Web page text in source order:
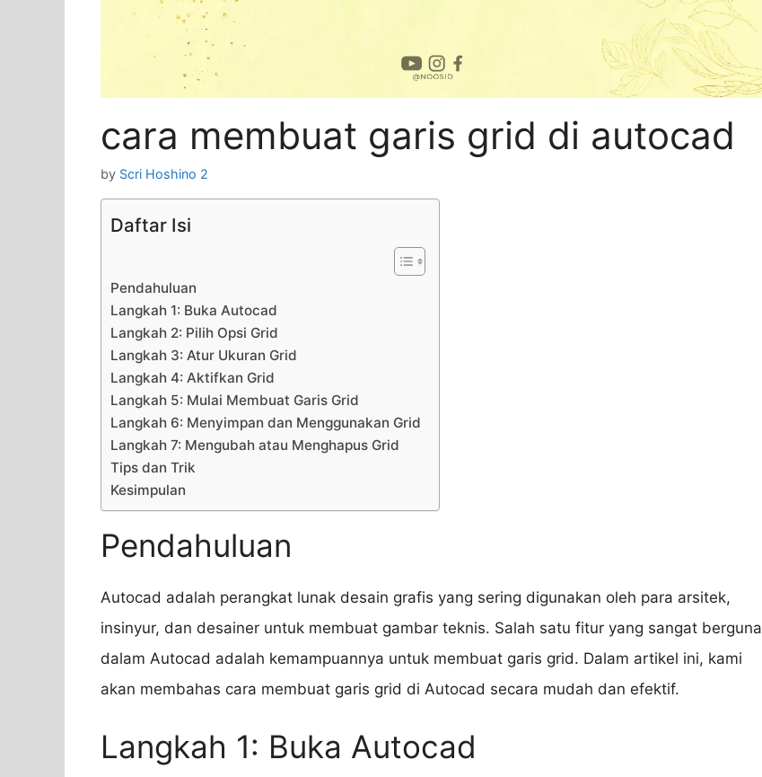
cara membuat garis grid di autocad
by Scri Hoshino 2
Daftar Isi
Pendahuluan
Langkah 1: Buka Autocad
Langkah 2: Pilih Opsi Grid
Langkah 3: Atur Ukuran Grid
Langkah 4: Aktifkan Grid
Langkah 5: Mulai Membuat Garis Grid
Langkah 6: Menyimpan dan Menggunakan Grid
Langkah 7: Mengubah atau Menghapus Grid
Tips dan Trik
Kesimpulan
Pendahuluan
Autocad adalah perangkat lunak desain grafis yang sering digunakan oleh para arsitek,
insinyur, dan desainer untuk membuat gambar teknis. Salah satu fitur yang sangat berguna
dalam Autocad adalah kemampuannya untuk membuat garis grid. Dalam artikel ini, kami
akan membahas cara membuat garis grid di Autocad secara mudah dan efektif.
Langkah 1: Buka Autocad